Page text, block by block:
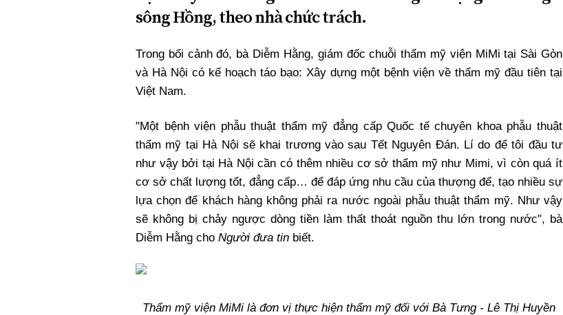
Xi nhan Trái Phải
Bạn đọc viết
sông Hồng, theo nhà chức trách.
Trong bối cảnh đó, bà Diễm Hằng, giám đốc chuỗi thẩm mỹ viện MiMi tại Sài Gòn
và Hà Nội có kế hoạch táo bạo: Xây dựng một bệnh viện về thẩm mỹ đầu tiên tại
Việt Nam.
"Một bệnh viện phẫu thuật thẩm mỹ đẳng cấp Quốc tế chuyên khoa phẫu thuật
thẩm mỹ tại Hà Nội sẽ khai trương vào sau Tết Nguyên Đán. Lí do để tôi đầu tư
như vậy bởi tại Hà Nội cần có thêm nhiều cơ sở thẩm mỹ như Mimi, vì còn quá ít
cơ sở chất lượng tốt, đẳng cấp… để đáp ứng nhu cầu của thượng đế, tạo nhiều sự
lựa chọn để khách hàng không phải ra nước ngoài phẫu thuật thẩm mỹ. Như vậy
sẽ không bị chảy ngược dòng tiền làm thất thoát nguồn thu lớn trong nước", bà
Diễm Hằng cho Người đưa tin biết.
Thẩm mỹ viện MiMi là đơn vị thực hiện thẩm mỹ đối với Bà Tưng - Lê Thị Huyền